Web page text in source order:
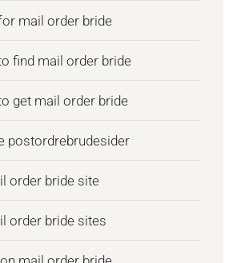
mail order bride
find mail order bride
get mail order bride
postordrebrudesider
order bride site
order bride sites